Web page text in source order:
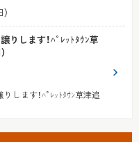
りします！ﾊﾟﾚｯﾄﾀｳﾝ草
します！ﾊﾟﾚｯﾄﾀｳﾝ草津追